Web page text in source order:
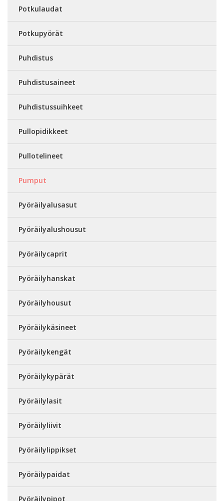
Potkulaudat
Potkupyörät
Puhdistus
Puhdistusaineet
Puhdistussuihkeet
Pullopidikkeet
Pullotelineet
Pumput
Pyöräilyalusasut
Pyöräilyalushousut
Pyöräilycaprit
Pyöräilyhanskat
Pyöräilyhousut
Pyöräilykäsineet
Pyöräilykengät
Pyöräilykypärät
Pyöräilylasit
Pyöräilyliivit
Pyöräilylippikset
Pyöräilypaidat
Pyöräilypipot